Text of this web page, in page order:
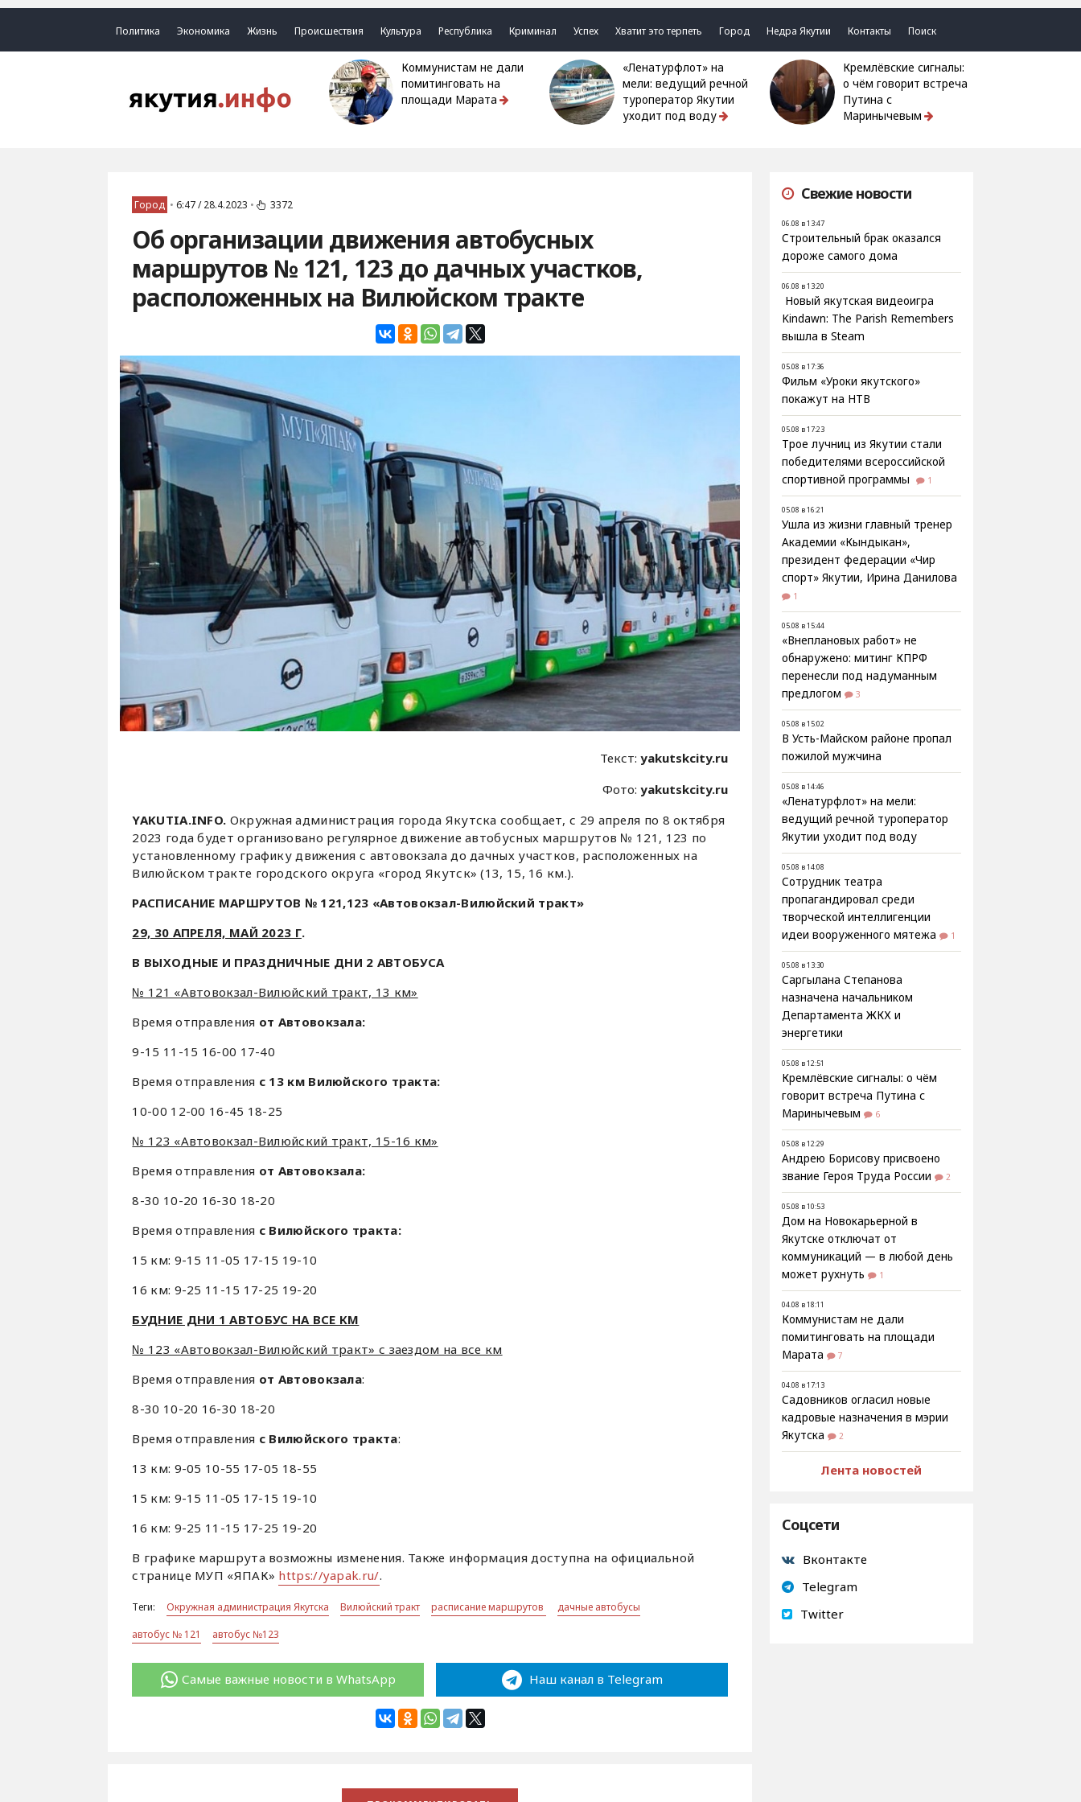
Политика Экономика Жизнь Происшествия Культура Республика Криминал Успех Хватит это терпеть Город Недра Якутии Контакты Поиск
Коммунистам не дали
помитинговать на
площади Марата
«Ленатурфлот» на
мели: ведущий речной
туроператор Якутии
уходит под воду
Кремлёвские сигналы:
о чём говорит встреча
Путина с
Маринычевым
Город • 6:47 / 28.4.2023 • 3372
Об организации движения автобусных
маршрутов № 121, 123 до дачных участков,
расположенных на Вилюйском тракте
Текст:yakutskcity.ru
Фото:yakutskcity.ru
YAKUTIA.INFO. Окружная администрация города Якутска сообщает, с 29 апреля по 8 октября
2023 года будет организовано регулярное движение автобусных маршрутов № 121, 123 по
установленному графику движения с автовокзала до дачных участков, расположенных на
Вилюйском тракте городского округа «город Якутск» (13, 15, 16 км.).
РАСПИСАНИЕ МАРШРУТОВ № 121,123 «Автовокзал-Вилюйский тракт»
29, 30 АПРЕЛЯ, МАЙ 2023 Г.
В ВЫХОДНЫЕ И ПРАЗДНИЧНЫЕ ДНИ 2 АВТОБУСА
№ 121 «Автовокзал-Вилюйский тракт, 13 км»
Время отправления от Автовокзала:
9-15 11-15 16-00 17-40
Время отправления с 13 км Вилюйского тракта:
10-00 12-00 16-45 18-25
№ 123 «Автовокзал-Вилюйский тракт, 15-16 км»
Время отправления от Автовокзала:
8-30 10-20 16-30 18-20
Время отправления с Вилюйского тракта:
15 км: 9-15 11-05 17-15 19-10
16 км: 9-25 11-15 17-25 19-20
БУДНИЕ ДНИ 1 АВТОБУС НА ВСЕ КМ
№ 123 «Автовокзал-Вилюйский тракт» с заездом на все км
Время отправления от Автовокзала:
8-30 10-20 16-30 18-20
Время отправления с Вилюйского тракта:
13 км: 9-05 10-55 17-05 18-55
15 км: 9-15 11-05 17-15 19-10
16 км: 9-25 11-15 17-25 19-20
В графике маршрута возможны изменения. Также информация доступна на официальной
странице МУП «ЯПАК» https://yapak.ru/.
Теги: Окружная администрация Якутска Вилюйский тракт расписание маршрутов
дачные автобусы
автобус № 121
автобус №123
Самые важные новости в WhatsApp Наш канал в Telegram
Свежие новости
06.08 в 13:47
Строительный брак оказался
дороже самого дома
06.08 в 13:20
Новый якутская видеоигра
Kindawn: The Parish Remembers
вышла в Steam
05.08 в 17:36
Фильм «Уроки якутского»
покажут на НТВ
05.08 в 17:23
Трое лучниц из Якутии стали
победителями всероссийской
спортивной программы
1
05.08 в 16:21
Ушла из жизни главный тренер
Академии «Кындыкан»,
президент федерации «Чир
спорт» Якутии, Ирина Данилова
1
05.08 в 15:44
«Внеплановых работ» не
обнаружено: митинг КПРФ
перенесли под надуманным
предлогом
3
05.08 в 15:02
В Усть-Майском районе пропал
пожилой мужчина
05.08 в 14:46
«Ленатурфлот» на мели:
ведущий речной туроператор
Якутии уходит под воду
05.08 в 14:08
Сотрудник театра
пропагандировал среди
творческой интеллигенции
идеи вооруженного мятежа
1
05.08 в 13:30
Саргылана Степанова
назначена начальником
Департамента ЖКХ и
энергетики
05.08 в 12:51
Кремлёвские сигналы: о чём
говорит встреча Путина с
Маринычевым
6
05.08 в 12:29
Андрею Борисову присвоено
звание Героя Труда России
2
05.08 в 10:53
Дом на Новокарьерной в
Якутске отключат от
коммуникаций — в любой день
может рухнуть
1
04.08 в 18:11
Коммунистам не дали
помитинговать на площади
Марата
7
04.08 в 17:13
Садовников огласил новые
кадровые назначения в мэрии
Якутска
2
Лента новостей
Соцсети
Вконтакте
Telegram
Twitter